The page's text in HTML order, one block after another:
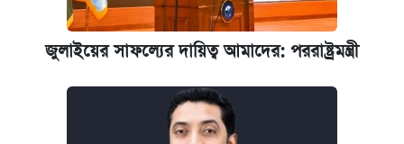
জুলাইয়ের সাফল্যের দায়িত্ব আমাদের: পররাষ্ট্রমন্ত্রী